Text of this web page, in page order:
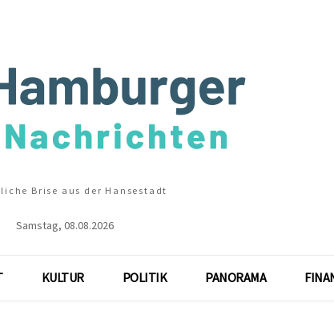
Brise aus der Hansestadt
Samstag, 08.08.2026
KULTUR POLITIK PANORAMA